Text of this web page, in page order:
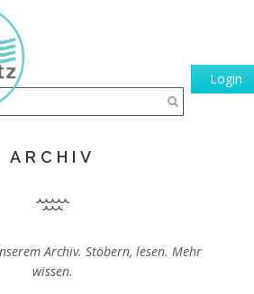
Login
ARCHIV
Archiv. Stöbern, lesen. Mehr
wissen.